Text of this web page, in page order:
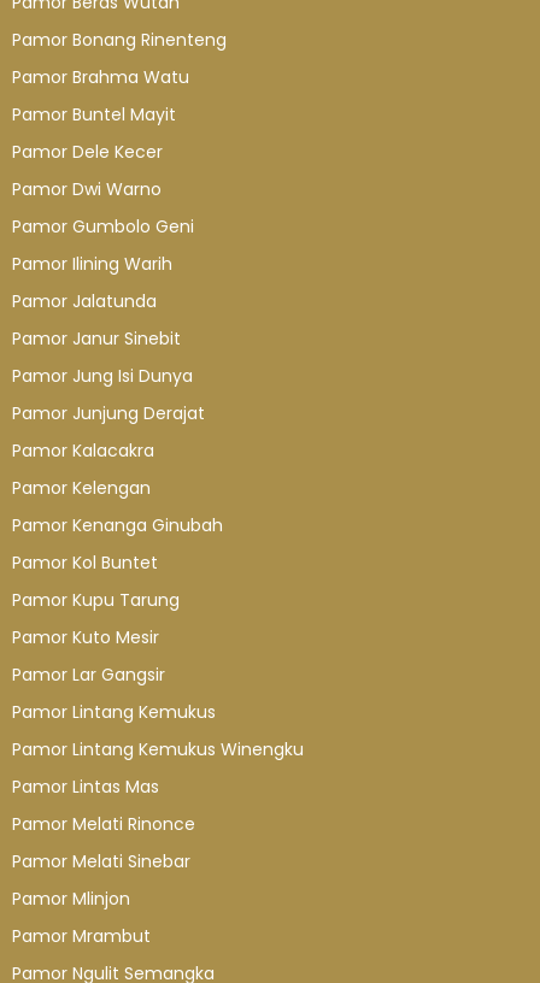
Pamor Bonang Rinenteng
Pamor Brahma Watu
Pamor Buntel Mayit
Pamor Dele Kecer
Pamor Dwi Warno
Pamor Gumbolo Geni
Pamor Ilining Warih
Pamor Jalatunda
Pamor Janur Sinebit
Pamor Jung Isi Dunya
Pamor Junjung Derajat
Pamor Kalacakra
Pamor Kelengan
Pamor Kenanga Ginubah
Pamor Kol Buntet
Pamor Kupu Tarung
Pamor Kuto Mesir
Pamor Lar Gangsir
Pamor Lintang Kemukus
Pamor Lintang Kemukus Winengku
Pamor Lintas Mas
Pamor Melati Rinonce
Pamor Melati Sinebar
Pamor Mlinjon
Pamor Mrambut
Pamor Ngulit Semangka